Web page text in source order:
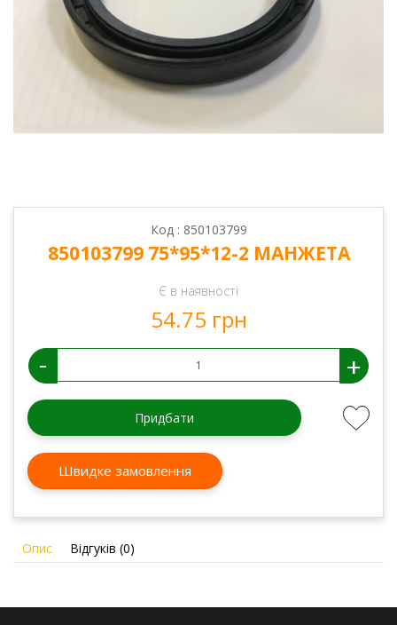
Код : 850103799
850103799 75*95*12-2 МАНЖЕТА
Є в наявності
54.75 грн
- +
Придбати
Швидке замовлення
Опис Відгуків (0)